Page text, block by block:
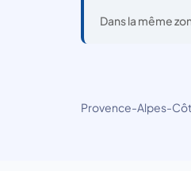
Dans la même
Provence-Alpes-